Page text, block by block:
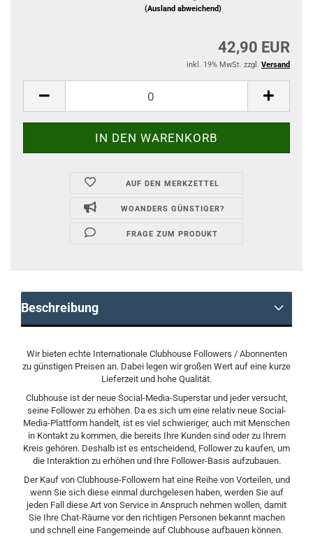
(Ausland abweichend)
42,90 EUR
inkl. 19% MwSt. zzgl. Versand
AUF DEN MERKZETTEL
WOANDERS GÜNSTIGER?
FRAGE ZUM PRODUKT
Beschreibung
Wir bieten echte Internationale Clubhouse Followers / Abonnenten
zu günstigen Preisen an. Dabei legen wir großen Wert auf eine kurze
Lieferzeit und hohe Qualität.
Clubhouse ist der neue Social-Media-Superstar und jeder versucht,
seine Follower zu erhöhen. Da es sich um eine relativ neue Social-
Media-Plattform handelt, ist es viel schwieriger, auch mit Menschen
in Kontakt zu kommen, die bereits Ihre Kunden sind oder zu Ihrem
Kreis gehören. Deshalb ist es entscheidend, Follower zu kaufen, um
die Interaktion zu erhöhen und Ihre Follower-Basis aufzubauen.
Der Kauf von Clubhouse-Followern hat eine Reihe von Vorteilen, und
wenn Sie sich diese einmal durchgelesen haben, werden Sie auf
jeden Fall diese Art von Service in Anspruch nehmen wollen, damit
Sie Ihre Chat-Räume vor den richtigen Personen bekannt machen
und schnell eine Fangemeinde auf Clubhouse aufbauen können.